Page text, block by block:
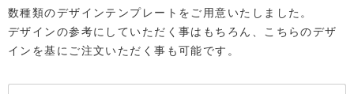
数種類のデザインテンプレートをご用意いたしました。
デザインの参考にしていただく事はもちろん、こちらのデザ
インを基にご注文いただく事も可能です。